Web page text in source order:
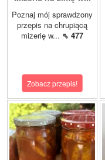
Poznaj mój sprawdzony
przepis na chrupiącą
mizerię w... ⇖ 477
Zobacz przepis!